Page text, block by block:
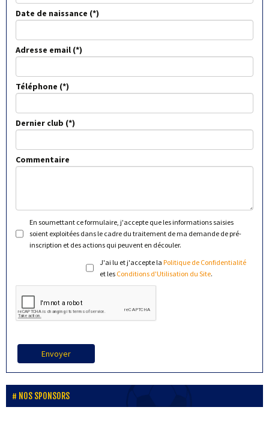
Date de naissance
Adresse email
Téléphone
Dernier club
Commentaire
En soumettant ce formulaire, j'accepte que les informations saisies
soient exploitées dans le cadre du traitement de ma demande de pré-
inscription et des actions qui peuvent en découler.
J'ai lu et j'accepte la Politique de Confidentialité
et les Conditions d'Utilisation du Site.
Envoyer
NOS SPONSORS